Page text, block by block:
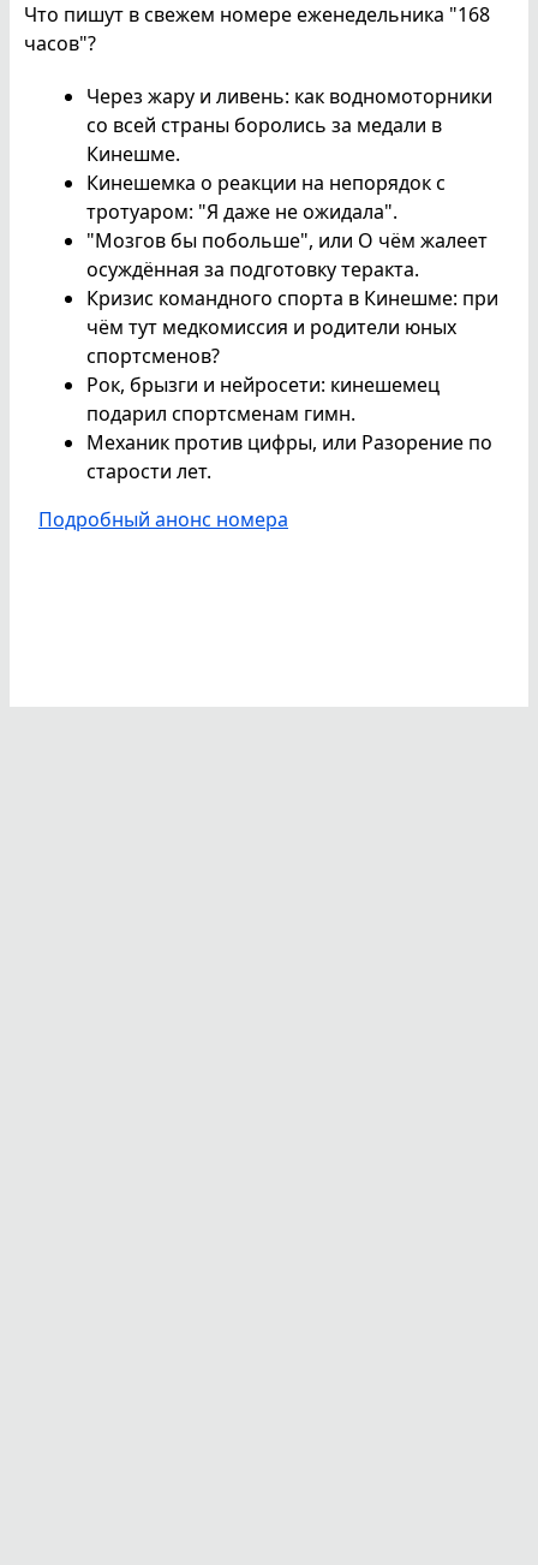
Что пишут в свежем номере еженедельника "168
часов"?
Через жару и ливень: как водномоторники
со всей страны боролись за медали в
Кинешме.
Кинешемка о реакции на непорядок с
тротуаром: "Я даже не ожидала".
"Мозгов бы побольше", или О чём жалеет
осуждённая за подготовку теракта.
Кризис командного спорта в Кинешме: при
чём тут медкомиссия и родители юных
спортсменов?
Рок, брызги и нейросети: кинешемец
подарил спортсменам гимн.
Механик против цифры, или Разорение по
старости лет.
Подробный анонс номера